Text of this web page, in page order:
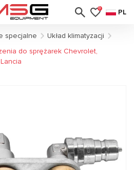
0 PL
specjalne
Układ klimatyzacji
do sprężarek Chevrolet,